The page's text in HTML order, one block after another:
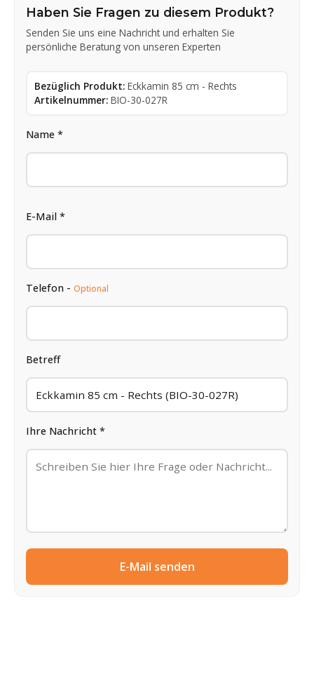
Haben Sie Fragen zu diesem Produkt?
Senden Sie uns eine Nachricht und erhalten Sie
persönliche Beratung von unseren Experten
Bezüglich Produkt: Eckkamin 85 cm - Rechts
Artikelnummer: BIO-30-027R
Name *
E-Mail *
Telefon - Optional
Betreff
Ihre Nachricht *
E-Mail senden